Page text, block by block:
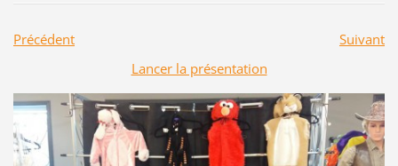
Précédent
Suivant
Lancer la présentation